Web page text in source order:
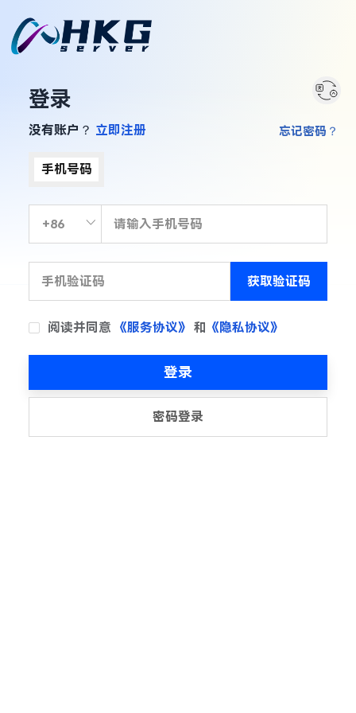
登录
没有账户？ 立即注册
手机号码
获取验证码
阅读并同意 《服务协议》 和 《隐私协议》
忘记密码？
登录
密码登录